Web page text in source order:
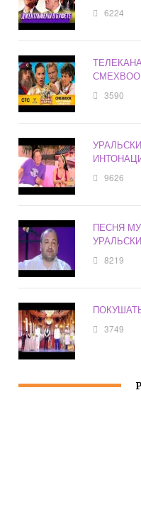
6224
3590
9626
ПЕСНЯ
8219
3749